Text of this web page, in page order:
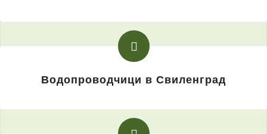
Водопроводчици в Свиленград